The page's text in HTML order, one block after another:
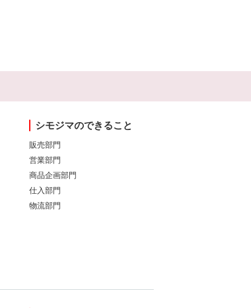
シモジマのできること
販売部門
営業部門
商品企画部門
仕入部門
物流部門